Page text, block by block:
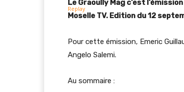
Le Graoully Mag c’est
Moselle TV. Edition du 12
Pour cette émission, Emeric
Angelo Salemi.
Au sommaire :